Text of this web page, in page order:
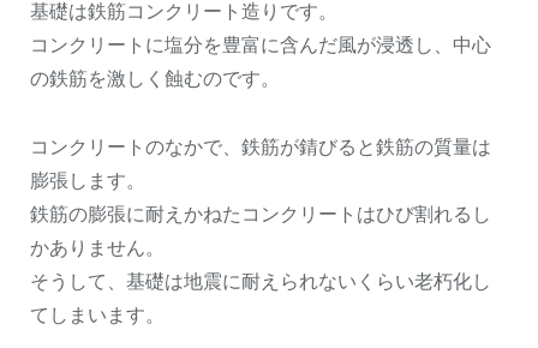
基礎は鉄筋コンクリート造りです。
コンクリートに塩分を豊富に含んだ風が浸透し、中心
の鉄筋を激しく蝕むのです。
コンクリートのなかで、鉄筋が錆びると鉄筋の質量は
膨張します。
鉄筋の膨張に耐えかねたコンクリートはひび割れるし
かありません。
そうして、基礎は地震に耐えられないくらい老朽化し
てしまいます。